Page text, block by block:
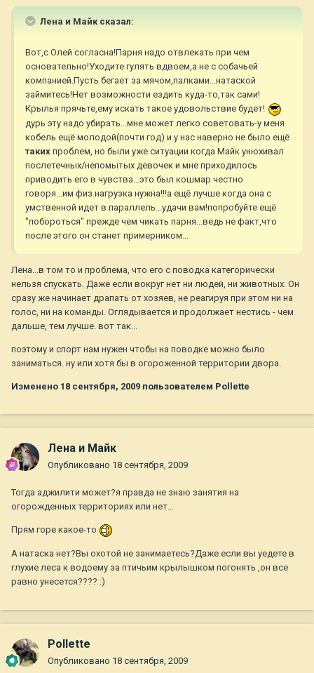
Лена и Майк сказал:
Вот,с Олей согласна!Парня надо отвлекать при чем
основательно!Уходите гулять вдвоем,а не с собачьей
компанией.Пусть бегает за мячом,палками...натаской
займитесь!Нет возможности ездить куда-то,так сами!
Крылья прячьте,ему искать такое удовольствие будет!
дурь эту надо убирать...мне может легко советовать-у меня
кобель ещё молодой(почти год) и у нас наверно не было ещё
таких проблем, но были уже ситуации когда Майк унюхивал
послетечных/непомытых девочек и мне приходилось
приводить его в чувства...это был кошмар честно
говоря...им физ.нагрузка нужна!!!а ещё лучше когда она с
умственной идет в параллель...удачи вам!попробуйте ещё
"побороться" прежде чем чикать парня...ведь не факт,что
после этого он станет примерником...
Лена...в том то и проблема, что его с поводка категорически
нельзя спускать. Даже если вокруг нет ни людей, ни животных. Он
сразу же начинает драпать от хозяев, не реагируя при этом ни на
голос, ни на команды. Оглядывается и продолжает нестись - чем
дальше, тем лучше. вот так...
поэтому и спорт нам нужен чтобы на поводке можно было
заниматься. ну или хотя бы в огороженной территории двора.
Изменено 18 сентября, 2009 пользователем Pollette
Лена и Майк
Опубликовано 18 сентября, 2009
Тогда аджилити может?я правда не знаю занятия на
огорожденных территориях или нет...
Прям горе какое-то
А натаска нет?Вы охотой не занимаетесь?Даже если вы уедете в
глухие леса к водоему за птичьим крылышком погонять ,он все
равно унесется???? :)
Pollette
Опубликовано 18 сентября, 2009